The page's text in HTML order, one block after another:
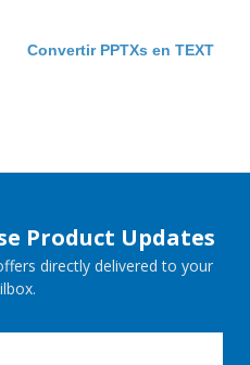
Convertir PPTXs en TEXT
Product Updates
directly delivered to your